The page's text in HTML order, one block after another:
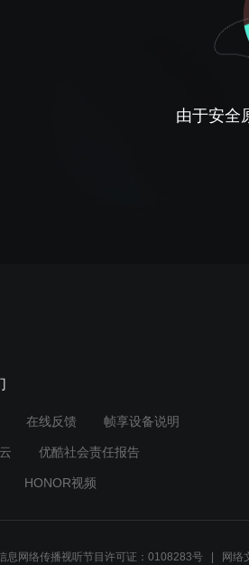
由于安全
在线反馈 帧享设备说明
优酷社会责任报告
HONOR视频
息网络传播视听节目许可证：0108283号 网络